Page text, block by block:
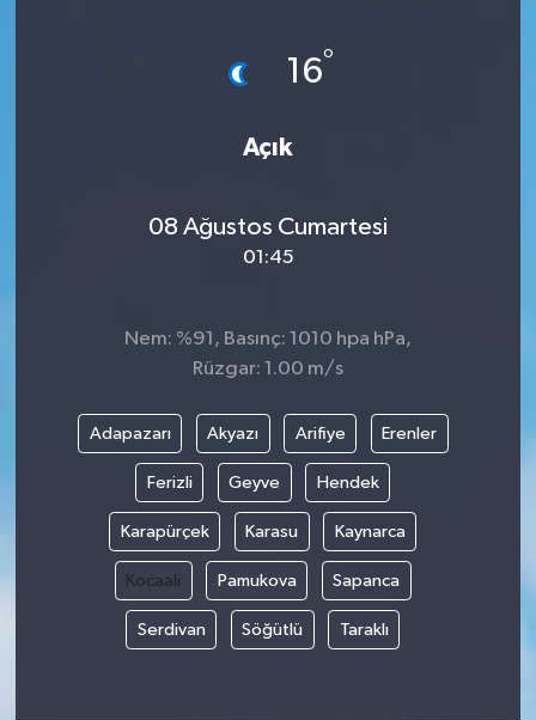
16°
Açık
08 Ağustos Cumartesi
01:45
Nem: %91, Basınç: 1010 hpa hPa,
Rüzgar: 1.00 m/s
Adapazarı Akyazı Arifiye Erenler
Ferizli Geyve Hendek
Karapürçek Karasu Kaynarca
Kocaali Pamukova Sapanca
Serdivan Söğütlü Taraklı